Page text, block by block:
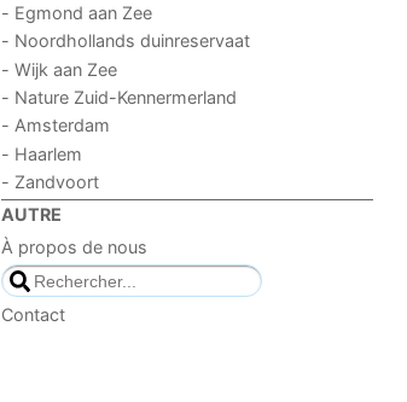
- Egmond aan Zee
- Noordhollands duinreservaat
- Wijk aan Zee
- Nature Zuid-Kennermerland
- Amsterdam
- Haarlem
- Zandvoort
AUTRE
À propos de nous
Contact